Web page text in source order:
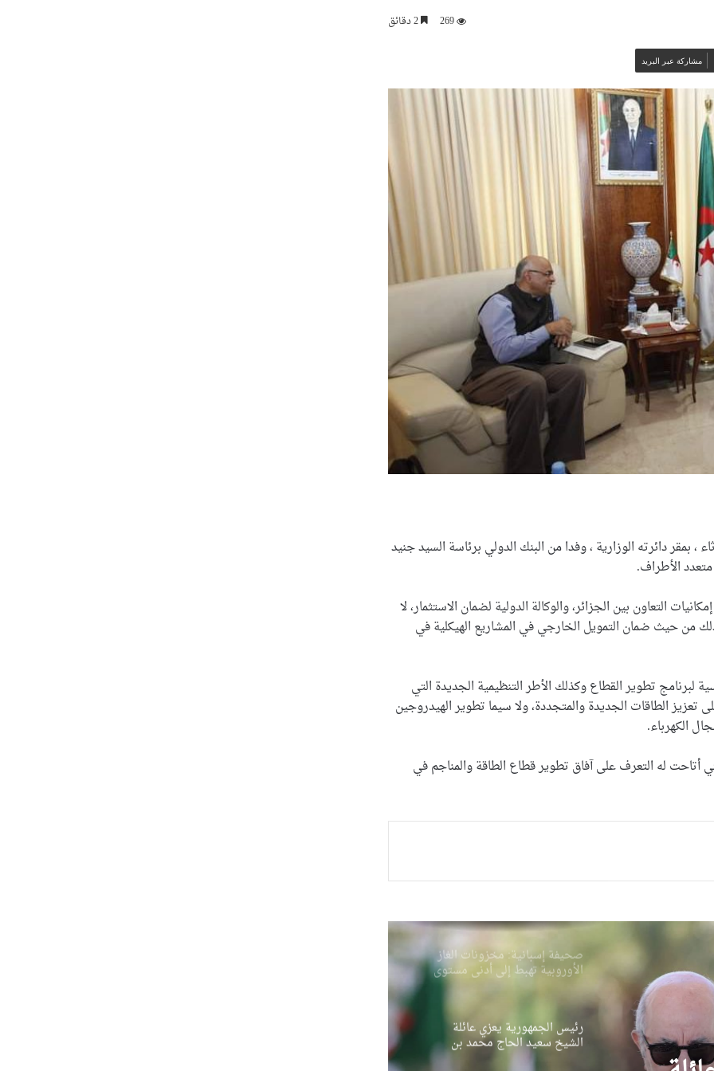
269 2 دقائق
مشاركة عبر البريد
، بمقر دائرته الوزارية ، وفدا من البنك الدولي برئاسة السيد جنيد
الأطراف.
التعاون بين الجزائر، والوكالة الدولية لضمان الاستثمار، لا
من حيث ضمان التمويل الخارجي في المشاريع الهيكلية في
لبرنامج تطوير القطاع وكذلك الأطر التنظيمية الجديدة التي
الطاقات الجديدة والمتجددة، ولا سيما تطوير الهيدروجين
الكهرباء.
أتاحت له التعرف على آفاق تطوير قطاع الطاقة والمناجم في
الإمكانيات للتكفل بمصابي حادثي
السيّد عطاف يزور متحف الحرب
الوطنية العظمى ” النصر”
بالعاصمة مينسك
السيّد عطاف يستقبل من طرف
رئيسة مجلس الجمهورية للجمعية
الوطنية البيلاروسية
إنفراد مع نظيره البيلاروسي
السيّد عطاف يضع إكليلا من
منذ عام 2011
رئيس الجمهورية يعزي عائلة
الشيخ سعيد الحاج محمد بن
إبراهيم “كعباش”
بتوجيهات من وزير الداخلية
..انطلاق حملة وطنية واسعة